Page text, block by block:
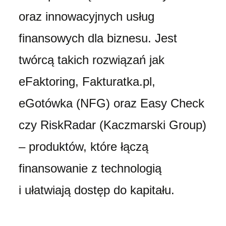
oraz innowacyjnych usług
finansowych dla biznesu. Jest
twórcą takich rozwiązań jak
eFaktoring, Fakturatka.pl,
eGotówka (NFG) oraz Easy Check
czy RiskRadar (Kaczmarski Group)
– produktów, które łączą
finansowanie z technologią
i ułatwiają dostęp do kapitału.